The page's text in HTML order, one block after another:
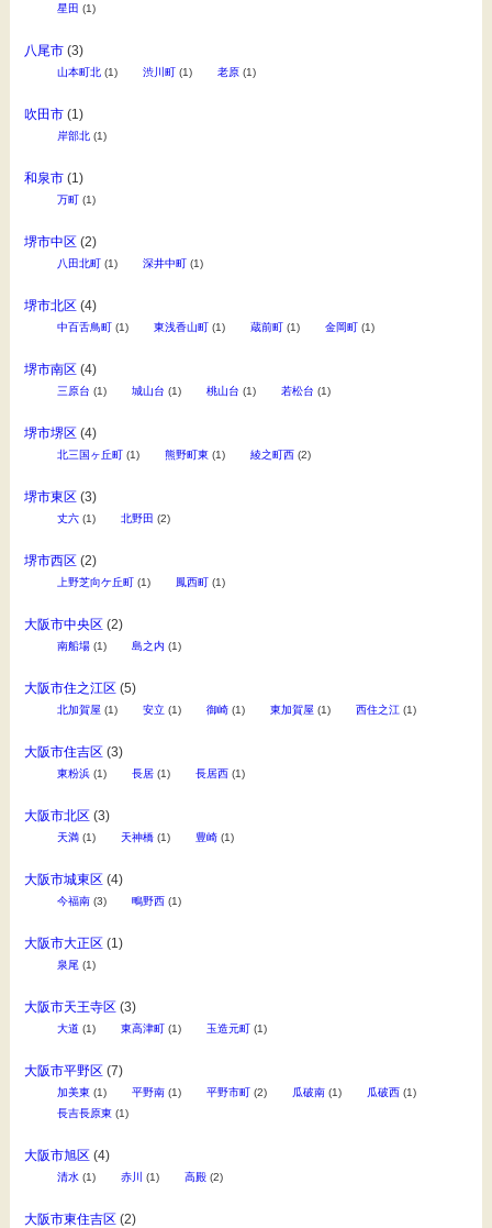
星田 (1)
八尾市(3)
山本町北(1) 渋川町(1) 老原(1)
吹田市(1)
岸部北(1)
和泉市(1)
万町(1)
堺市中区(2)
八田北町(1) 深井中町(1)
堺市北区(4)
中百舌鳥町(1) 東浅香山町(1) 蔵前町(1) 金岡町(1)
堺市南区(4)
三原台 (1) 城山台 (1) 桃山台 (1) 若松台 (1)
堺市堺区(4)
北三国ヶ丘町(1) 熊野町東(1) 綾之町西(2)
堺市東区(3)
丈六(1) 北野田 (2)
堺市西区(2)
上野芝向ケ丘町(1) 鳳西町(1)
大阪市中央区(2)
南船場(1) 島之内 (1)
大阪市住之江区(5)
北加賀屋 (1) 安立 (1) 御崎(1) 東加賀屋 (1) 西住之江 (1)
大阪市住吉区(3)
東粉浜(1) 長居(1) 長居西(1)
大阪市北区(3)
天満(1) 天神橋(1) 豊崎(1)
大阪市城東区(4)
今福南(3) 鴫野西(1)
大阪市大正区(1)
泉尾 (1)
大阪市天王寺区(3)
大道 (1) 東高津町(1) 玉造元町(1)
大阪市平野区(7)
加美東(1) 平野南(1) 平野市町(2) 瓜破南(1) 瓜破西(1)
長吉長原東(1)
大阪市旭区(4)
清水 (1) 赤川 (1) 高殿(2)
大阪市東住吉区(2)